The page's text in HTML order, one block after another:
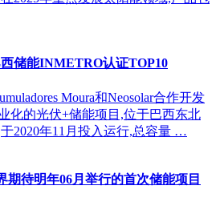
储能INMETRO认证TOP10
Moura和Neosolar合作开发
化的光伏+储能项目,位于巴西东北
2020年11月投入运行,总容量 …
期待明年06月举行的首次储能项目